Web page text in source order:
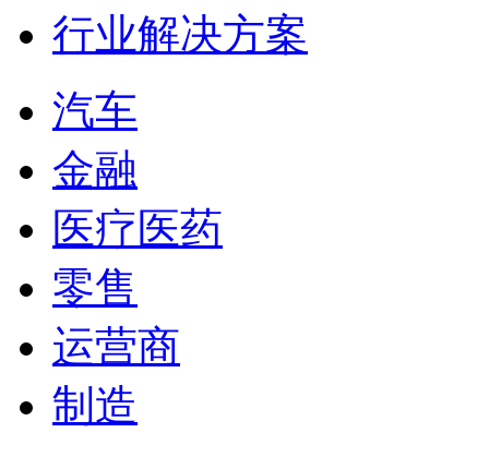
行业解决方案
汽车
金融
医疗医药
零售
运营商
制造